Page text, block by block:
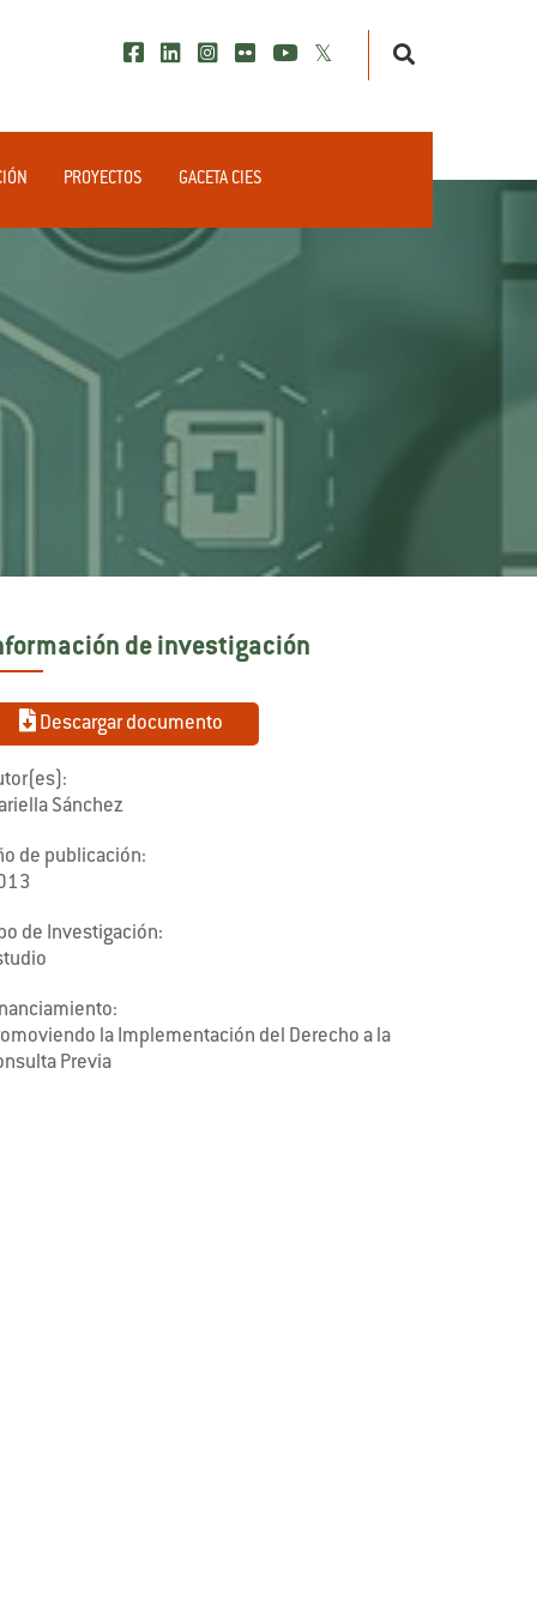
PROYECTOS GACETA CIES
de investigación
Descargar documento
Sánchez
de publicación:
de Investigación:
la Implementación del Derecho a la
Previa